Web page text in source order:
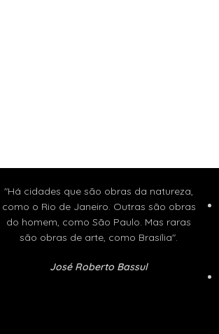
"Há cidades que são obras da natureza,
como o Rio de Janeiro. Outras são obras
do homem, como São Paulo. Mas raras
são obras de arte, como Brasília".
José Roberto Bassul